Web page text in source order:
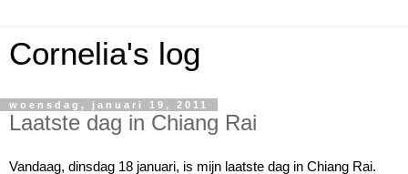
Cornelia's log
woensdag, januari 19, 2011
Laatste dag in Chiang Rai
Vandaag, dinsdag 18 januari, is mijn laatste dag in Chiang Rai.